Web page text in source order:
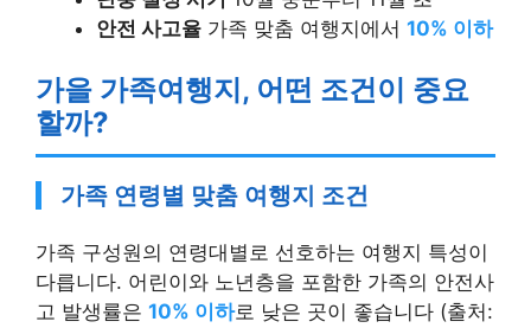
안전 사고율 가족 맞춤 여행지에서 10% 이하
가을 가족여행지, 어떤 조건이 중요
할까?
가족 연령별 맞춤 여행지 조건
가족 구성원의 연령대별로 선호하는 여행지 특성이
다릅니다. 어린이와 노년층을 포함한 가족의 안전사
고 발생률은 10% 이하로 낮은 곳이 좋습니다 (출처: